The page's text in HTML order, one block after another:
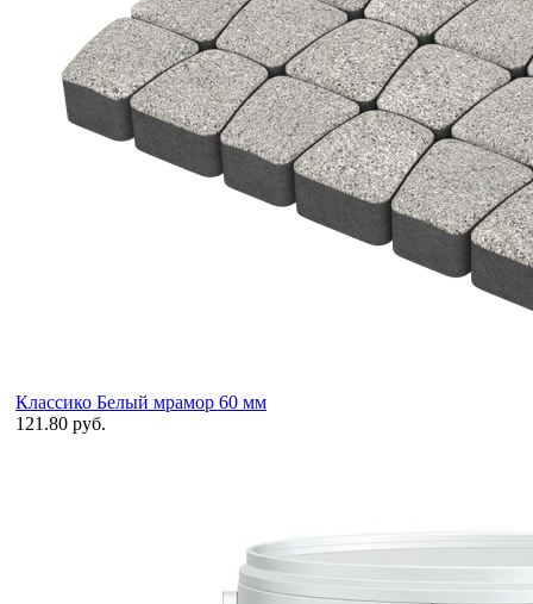
Классико Белый мрамор 60 мм
121.80 руб.